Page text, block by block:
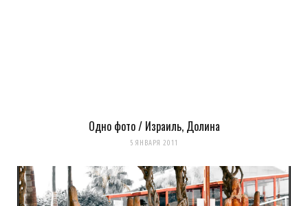
Одно фото / Израиль, Долина
5 ЯНВАРЯ 2011